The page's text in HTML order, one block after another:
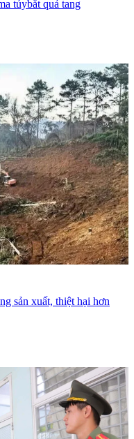
túybắt quả tang
sản xuất, thiệt hại hơn